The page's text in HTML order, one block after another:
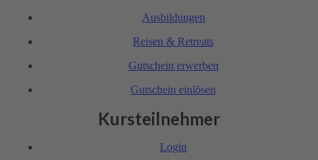
Ausbil­dungen
Reisen & Retreats
Gutschein erwerben
Gutschein einlösen
Kursteilnehmer
Login